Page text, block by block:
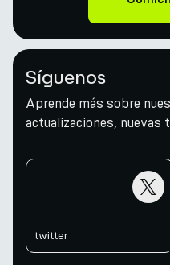
Síguenos
Aprende más sobre
actualizaciones, nuevas
twitter